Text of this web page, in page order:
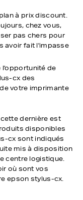
à prix discount.
chez vous,
pas chers pour
avoir fait l'impasse
l'opportunité de
cx des
votre imprimante
dernière est
disponibles
cx sont indiqués
mis à disposition
centre logistique.
où sont vos
epson stylus-cx.